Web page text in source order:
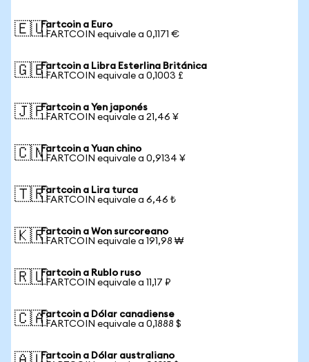
🇪🇺Fartcoin a Euro
1 FARTCOIN equivale a 0,1171 €
🇬🇧Fartcoin a Libra Esterlina Británica
1 FARTCOIN equivale a 0,1003 £
🇯🇵Fartcoin a Yen japonés
1 FARTCOIN equivale a 21,46 ¥
🇨🇳Fartcoin a Yuan chino
1 FARTCOIN equivale a 0,9134 ¥
🇹🇷Fartcoin a Lira turca
1 FARTCOIN equivale a 6,46 ₺
🇰🇷Fartcoin a Won surcoreano
1 FARTCOIN equivale a 191,98 ₩
🇷🇺Fartcoin a Rublo ruso
1 FARTCOIN equivale a 11,17 ₽
🇨🇦Fartcoin a Dólar canadiense
1 FARTCOIN equivale a 0,1888 $
Fartcoin a Dólar australiano